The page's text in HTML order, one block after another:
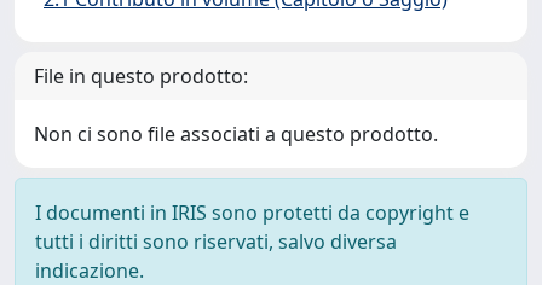
File in questo prodotto:
Non ci sono file associati a questo prodotto.
I documenti in IRIS sono protetti da copyright e
tutti i diritti sono riservati, salvo diversa
indicazione.